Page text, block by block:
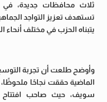
ثلاث محافظات جديدة،
تستهدف تعزيز التواجد
يتبناه الحزب في مختلف أنحاء
وأوضح طلعت أن تجربة
الماضية حققت نجاحًا
سويف، حيث صاحب افتتاح